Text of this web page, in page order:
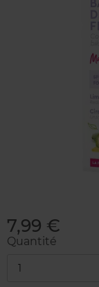
7,99 €
Quantité
1